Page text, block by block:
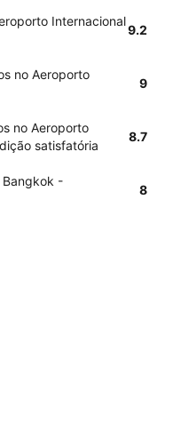
Internacional
9.2
no Aeroporto
9
no Aeroporto
satisfatória
8.7
Bangkok -
8